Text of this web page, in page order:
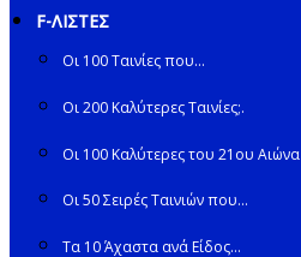
F-ΛΙΣΤΕΣ
Οι 100 Ταινίες που…
Οι 200 Καλύτερες Ταινίες;.
Οι 100 Καλύτερες του 21ου Αιώνα
Οι 50 Σειρές Ταινιών που…
Τα 10 Άχαστα ανά Είδος…